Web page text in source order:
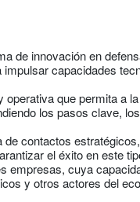
de innovación en
capacidades
operativa que permita a
los pasos clave,
contactos
el éxito en este
empresas, cuya
y otros actores del